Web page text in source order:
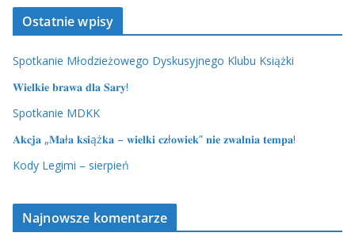
Ostatnie wpisy
Spotkanie Młodzieżowego Dyskusyjnego Klubu Książki
𝐖𝐢𝐞𝐥𝐤𝐢𝐞 𝐛𝐫𝐚𝐰𝐚 𝐝𝐥𝐚 𝐒𝐚𝐫𝐲!
Spotkanie MDKK
𝐀𝐤𝐜𝐣𝐚 „𝐌𝐚ł𝐚 𝐤𝐬𝐢ąż𝐤𝐚 – 𝐰𝐢𝐞𝐥𝐤𝐢 𝐜𝐳ł𝐨𝐰𝐢𝐞𝐤” 𝐧𝐢𝐞 𝐳𝐰𝐚𝐥𝐧𝐢𝐚 𝐭𝐞𝐦𝐩𝐚!
Kody Legimi – sierpień
Najnowsze komentarze